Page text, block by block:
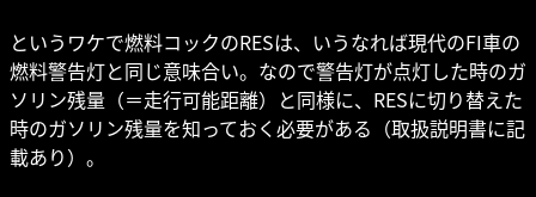
というワケで燃料コックのRESは、いうなれば現代のFI車の
燃料警告灯と同じ意味合い。なので警告灯が点灯した時のガ
ソリン残量（＝走行可能距離）と同様に、RESに切り替えた
時のガソリン残量を知っておく必要がある（取扱説明書に記
載あり）。